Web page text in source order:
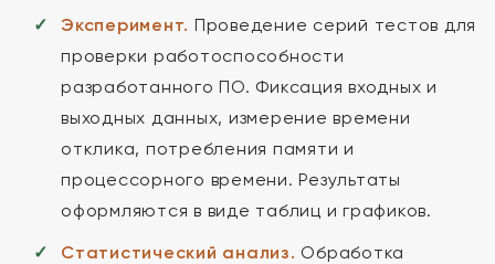
Эксперимент. Проведение серий тестов для
проверки работоспособности
разработанного ПО. Фиксация входных и
выходных данных, измерение времени
отклика, потребления памяти и
процессорного времени. Результаты
оформляются в виде таблиц и графиков.
Статистический анализ. Обработка